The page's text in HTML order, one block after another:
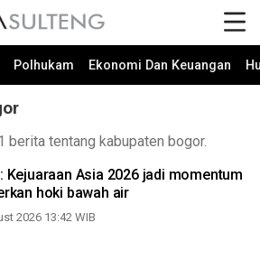
Polhukam Ekonomi Dan Keuangan
berita tentang kabupaten bogor.
Kejuaraan Asia 2026 jadi momentum
hoki bawah air
2026 13:42 WIB